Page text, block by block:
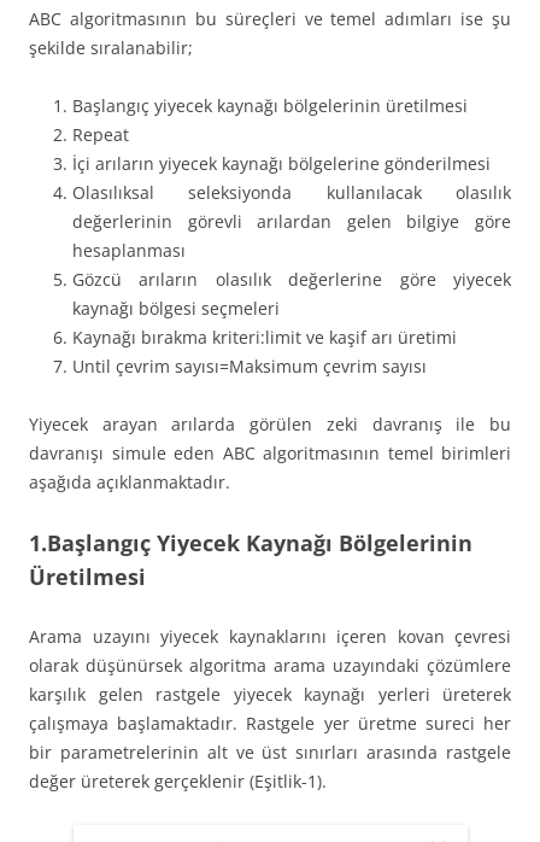
ABC algoritmasının bu süreçleri ve temel adımları ise şu
şekilde sıralanabilir;
Başlangıç yiyecek kaynağı bölgelerinin üretilmesi
Repeat
İçi arıların yiyecek kaynağı bölgelerine gönderilmesi
Olasılıksal seleksiyonda kullanılacak olasılık
değerlerinin görevli arılardan gelen bilgiye göre
hesaplanması
Gözcü arıların olasılık değerlerine göre yiyecek
kaynağı bölgesi seçmeleri
Kaynağı bırakma kriteri:limit ve kaşif arı üretimi
Until çevrim sayısı=Maksimum çevrim sayısı
Yiyecek arayan arılarda görülen zeki davranış ile bu
davranışı simule eden ABC algoritmasının temel birimleri
aşağıda açıklanmaktadır.
1.Başlangıç Yiyecek Kaynağı Bölgelerinin
Üretilmesi
Arama uzayını yiyecek kaynaklarını içeren kovan çevresi
olarak düşünürsek algoritma arama uzayındaki çözümlere
karşılık gelen rastgele yiyecek kaynağı yerleri üreterek
çalışmaya başlamaktadır. Rastgele yer üretme sureci her
bir parametrelerinin alt ve üst sınırları arasında rastgele
değer üreterek gerçeklenir (Eşitlik-1).